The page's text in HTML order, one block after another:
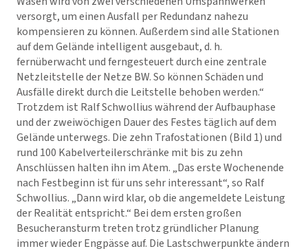
versorgt, um einen Ausfall per Redundanz nahezu
kompensieren zu können. Außerdem sind alle Stationen
auf dem Gelände intelligent ausgebaut, d. h.
fernüberwacht und ferngesteuert durch eine zentrale
Netzleitstelle der Netze BW. So können Schäden und
Ausfälle direkt durch die Leitstelle behoben werden.“
Trotzdem ist Ralf Schwollius während der Aufbauphase
und der zweiwöchigen Dauer des Festes täglich auf dem
Gelände unterwegs. Die zehn Trafostationen (Bild 1) und
rund 100 Kabelverteilerschränke mit bis zu zehn
Anschlüssen halten ihn im Atem. „Das erste Wochenende
nach Festbeginn ist für uns sehr interessant“, so Ralf
Schwollius. „Dann wird klar, ob die angemeldete Leistung
der Realität entspricht.“ Bei dem ersten großen
Besucheransturm treten trotz gründlicher Planung
immer wieder Engpässe auf. Die Lastschwerpunkte ändern